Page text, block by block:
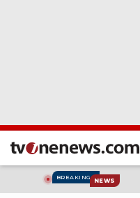
BREAKING NEWS